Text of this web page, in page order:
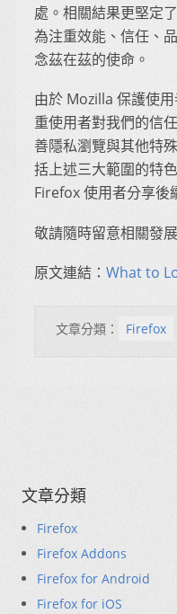
處。相關結果更堅定
為注重效能、信任、
念茲在茲的使命。
由於 Mozilla 保護使
重使用者對我們的信
善隱私瀏覽與其他特
括上述三大範圍的特
Firefox 使用者分享後
敬請隨時留意相關發
原文連結： What to
文章分類： Firefox
文章分類
Firefox
Firefox Addons
Firefox for Android
Firefox for iOS